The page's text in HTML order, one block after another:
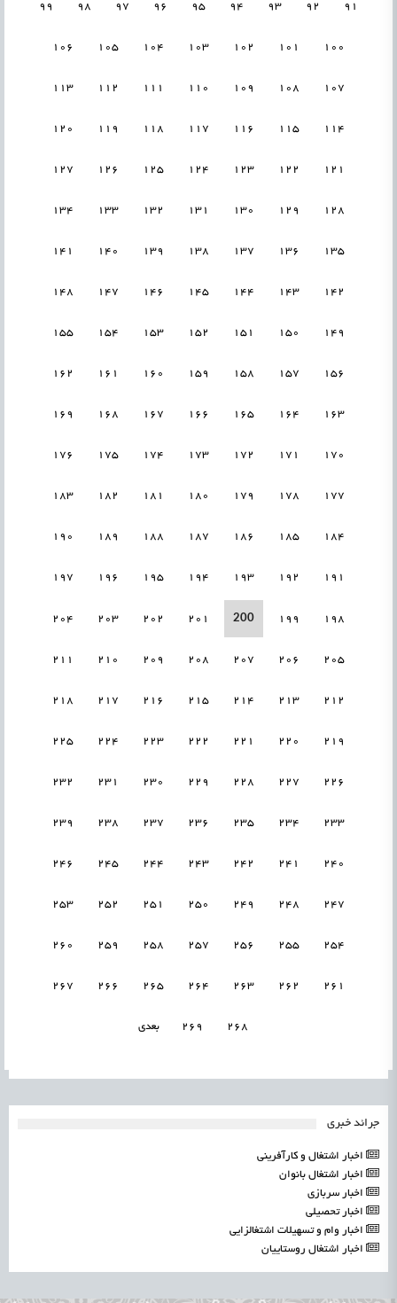
91
92
93
94
95
96
97
98
99
100
101
102
103
104
105
106
107
108
109
110
111
112
113
114
115
116
117
118
119
120
121
122
123
124
125
126
127
128
129
130
131
132
133
134
135
136
137
138
139
140
141
142
143
144
145
146
147
148
149
150
151
152
153
154
155
156
157
158
159
160
161
162
163
164
165
166
167
168
169
170
171
172
173
174
175
176
177
178
179
180
181
182
183
184
185
186
187
188
189
190
191
192
193
194
195
196
197
198
199
200
201
202
203
204
205
206
207
208
209
210
211
212
213
214
215
216
217
218
219
220
221
222
223
224
225
226
227
228
229
230
231
232
233
234
235
236
237
238
239
240
241
242
243
244
245
246
247
248
249
250
251
252
253
254
255
256
257
258
259
260
261
262
263
264
265
266
267
268
269 بعدی
جرائد خبری
اخبار اشتغال و کارآفرینی
اخبار اشتغال بانوان
اخبار سربازی
اخبار تحصیلی
اخبار وام و تسهیلات اشتغالزایی
اخبار اشتغال روستاییان